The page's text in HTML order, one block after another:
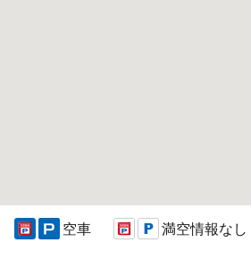
空車 満空情報なし